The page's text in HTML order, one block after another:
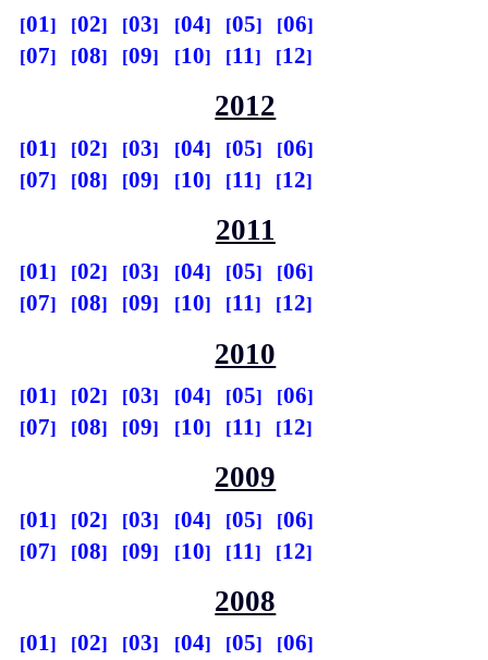
01 02 03 04 05
06
07
08 09 10 11 12
2012
01 02 03 04 05
06
07
08 09 10 11 12
2011
01 02 03 04 05
06
07
08 09 10 11 12
2010
01 02 03 04 05
06
07
08 09 10 11 12
2009
01 02 03 04 05
06
07
08 09 10 11 12
2008
01 02 03 04 05
06